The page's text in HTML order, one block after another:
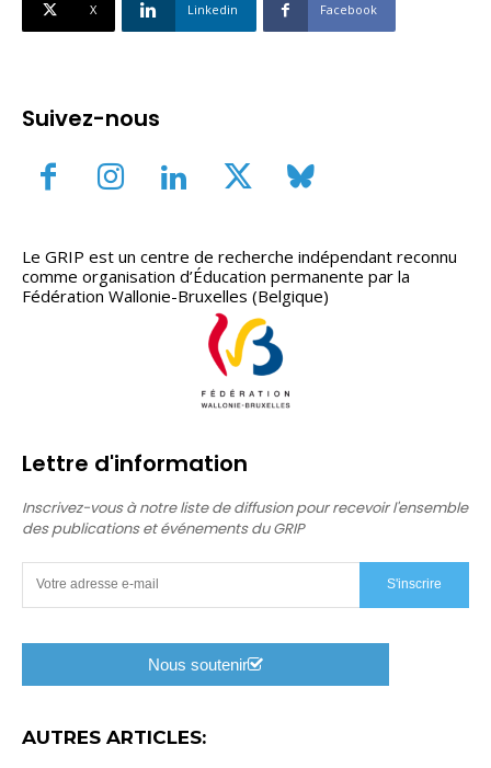
X Linkedin Facebook
Suivez-nous
Le GRIP est un centre de recherche indépendant reconnu
comme organisation d’Éducation permanente par la
Fédération Wallonie-Bruxelles (Belgique)
Lettre d'information
Inscrivez-vous à notre liste de diffusion pour recevoir l'ensemble
des publications et événements du GRIP
S'inscrire
Nous soutenir
AUTRES ARTICLES: